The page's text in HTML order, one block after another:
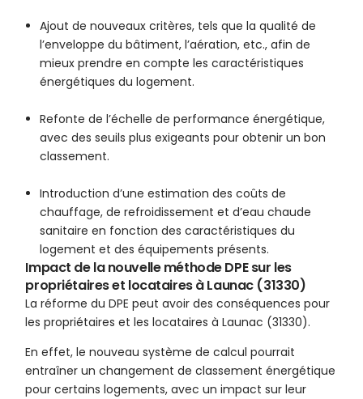
Ajout de nouveaux critères, tels que la qualité de
l’enveloppe du bâtiment, l’aération, etc., afin de
mieux prendre en compte les caractéristiques
énergétiques du logement.
Refonte de l’échelle de performance énergétique,
avec des seuils plus exigeants pour obtenir un bon
classement.
Introduction d’une estimation des coûts de
chauffage, de refroidissement et d’eau chaude
sanitaire en fonction des caractéristiques du
logement et des équipements présents.
Impact de la nouvelle méthode DPE sur les
propriétaires et locataires à Launac (31330)
La réforme du DPE peut avoir des conséquences pour
les propriétaires et les locataires à Launac (31330).
En effet, le nouveau système de calcul pourrait
entraîner un changement de classement énergétique
pour certains logements, avec un impact sur leur